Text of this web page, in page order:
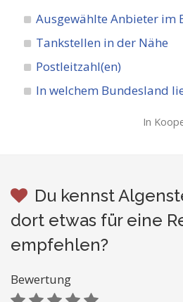
Ausgewählte Anbieter im
Tankstellen in der Nähe
Postleitzahl(en)
In welchem Bundesland
In
Du kennst
dort etwas für eine
empfehlen?
Bewertung